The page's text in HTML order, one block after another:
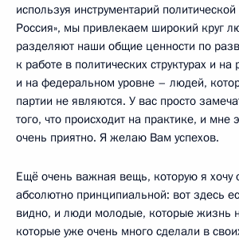
используя инструментарий
Россия», мы привлекаем широкий круг
разделяют наши общие ценности по
к работе в политических структурах и
и на федеральном уровне – людей,
партии не являются. У вас просто
того, что происходит на практике, и мне
очень приятно. Я желаю Вам успехов.
Ещё очень важная вещь, которую я хочу
абсолютно принципиальной: вот здесь
видно, и люди молодые, которые жизнь
которые уже очень много сделали в